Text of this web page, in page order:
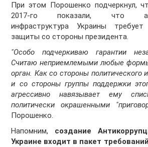
При этом Порошенко подчеркнул,
2017‑го показали, что
инфраструктура Украины
защиты со стороны президента.
"Особо подчеркиваю гарантии
Считаю неприемлемыми любые
орган. Как со стороны политического
и со стороны группы поддержки
агрессивно навязывает ему
политически окрашенными
Порошенко.
Напомним, создание
Украине входит в пакет